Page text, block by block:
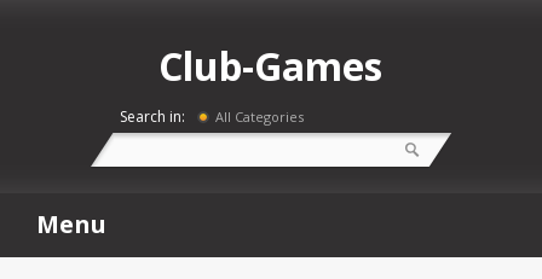
Club-Games
Search in: All Categories
Menu